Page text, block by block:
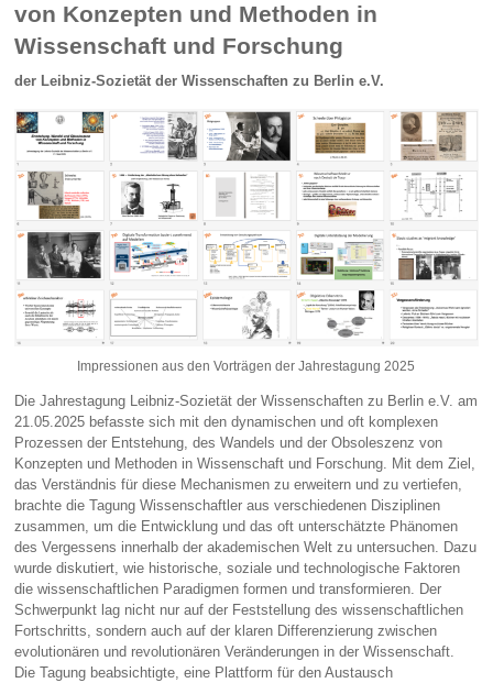
von Konzepten und Methoden in
Wissenschaft und Forschung
der Leibniz-Sozietät der Wissenschaften zu Berlin e.V.
Impressionen aus den Vorträgen der Jahrestagung 2025
Die Jahrestagung Leibniz-Sozietät der Wissenschaften zu Berlin e.V. am
21.05.2025 befasste sich mit den dynamischen und oft komplexen
Prozessen der Entstehung, des Wandels und der Obsoleszenz von
Konzepten und Methoden in Wissenschaft und Forschung. Mit dem Ziel,
das Verständnis für diese Mechanismen zu erweitern und zu vertiefen,
brachte die Tagung Wissenschaftler aus verschiedenen Disziplinen
zusammen, um die Entwicklung und das oft unterschätzte Phänomen
des Vergessens innerhalb der akademischen Welt zu untersuchen. Dazu
wurde diskutiert, wie historische, soziale und technologische Faktoren
die wissenschaftlichen Paradigmen formen und transformieren. Der
Schwerpunkt lag nicht nur auf der Feststellung des wissenschaftlichen
Fortschritts, sondern auch auf der klaren Differenzierung zwischen
evolutionären und revolutionären Veränderungen in der Wissenschaft.
Die Tagung beabsichtigte, eine Plattform für den Austausch